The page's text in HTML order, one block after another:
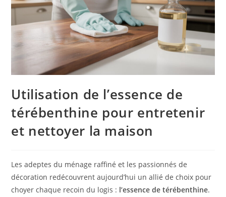
Utilisation de l’essence de
térébenthine pour entretenir
et nettoyer la maison
Les adeptes du ménage raffiné et les passionnés de
décoration redécouvrent aujourd’hui un allié de choix pour
choyer chaque recoin du logis : l’essence de térébenthine.